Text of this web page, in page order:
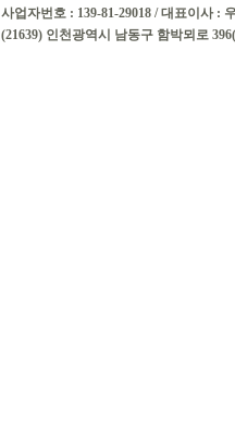
사업자번호 : 139-81-29018 / 대표이사 :
(21639) 인천광역시 남동구 함박뫼로